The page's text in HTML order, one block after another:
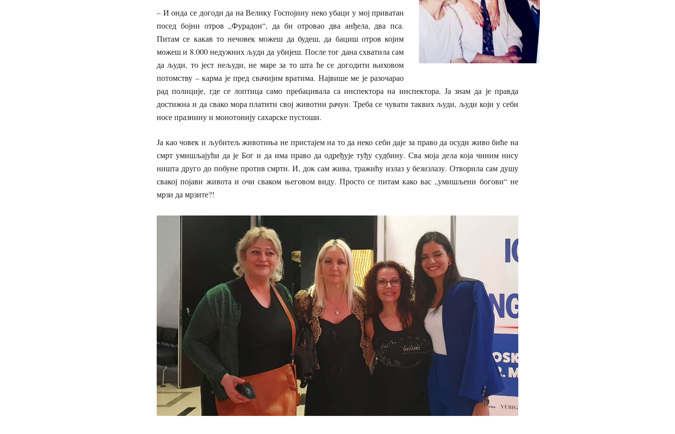
– И онда се догоди да на Велику Госпојину неко убаци у мој приватан
посед бојни отров „Фурадон“, да би отровао два анђела, два пса.
Питам се какав то нечовек можеш да будеш, да бациш отров којим
можеш и 8.000 недужних људи да убијеш. После тог дана схватила сам
да људи, то јест нељуди, не маре за то шта ће се догодити њиховом
потомству – карма је пред свачијим вратима. Највише ме је разочарао
рад полиције, где се лоптица само пребацивала са инспектора на инспектора. Ја знам да је правда
достижна и да свако мора платити свој животни рачун. Треба се чувати таквих људи, људи који у себи
носе празнину и монотонију сахарске пустоши.
Ја као човек и љубитељ животиња не пристајем на то да неко себи даје за право да осуди живо биће на
смрт умишљајући да је Бог и да има право да одређује туђу судбину. Сва моја дела која чиним нису
ништа друго до побуне против смрти. И, док сам жива, тражићу излаз у безизлазу. Отворила сам душу
свакој појави живота и очи сваком његовом виду. Просто се питам како вас „умишљени богови“ не
мрзи да мрзите?!